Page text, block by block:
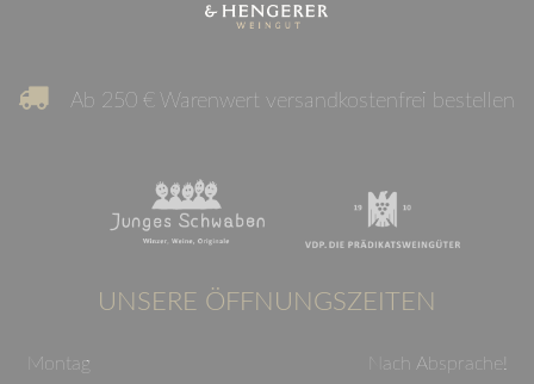
Ab 250 € Warenwert versandkostenfrei bestellen
UNSERE ÖFFNUNGSZEITEN
Montag
Nach Absprache!